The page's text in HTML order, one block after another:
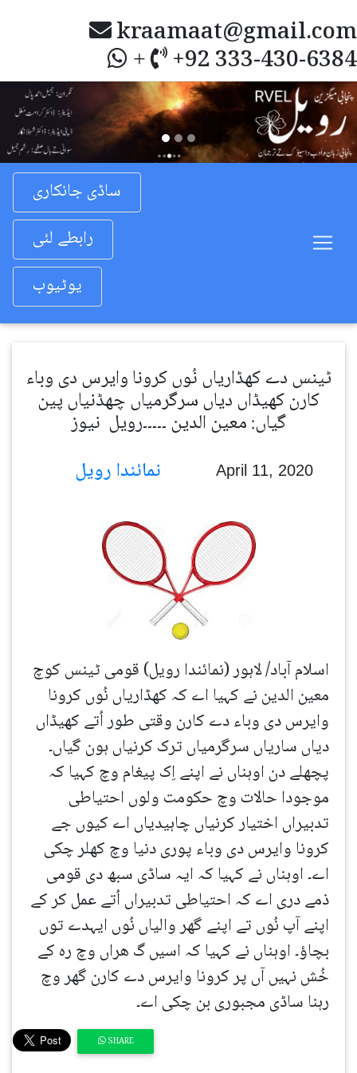
kraamaat@gmail.com
+ +92 333-430-6384
Previous
ساڈی جانکاری
رابطے لئی
یوٹیوب
ٹینس دے کھڈاریاں نُوں کرونا وایرس دی وباء
کارن کھیڈاں دیاں سرگرمیاں چھڈنیاں پین
گیاں: معین الدین ۔۔۔۔۔رویل نیوز
April 11, 2020
اسلام آباد/ لاہور (نمائندا رویل) قومی ٹینس کوچ
معین الدین نے کہیا اے کہ کھڈاریاں نُوں کرونا
وایرس دی وباء دے کارن وقتی طور اُتے کھیڈاں
دیاں ساریاں سرگرمیاں ترک کرنیاں ہون گیاں۔
پچھلے دن اوہناں نے اپنے اِک پیغام وچ کہیا کہ
موجودا حالات وچ حکومت ولوں احتیاطی
تدبیراں اختیار کرنیاں چاہیدیاں اے کیوں جے
کرونا وایرس دی وباء پوری دنیا وچ کھلر چکی
اے۔ اوہناں نے کہیا کہ ایہ ساڈی سبھ دی قومی
ذمے دری اے کہ احتیاطی تدبیراں اُتے عمل کر کے
اپنے آپ نُوں تے اپنے گھر والیاں نُوں ایہدے توں
بچاؤ۔ اوہناں نے کہیا کہ اسیں گ ھراں وچ رہ کے
خُش نہیں آں پر کرونا وایرس دے کارن گھر وچ
رہنا ساڈی مجبوری بن چکی اے۔
SHARE